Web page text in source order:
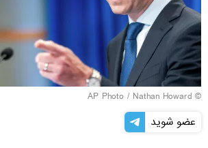
© AP Photo / Nathan Howard
عضو شوید